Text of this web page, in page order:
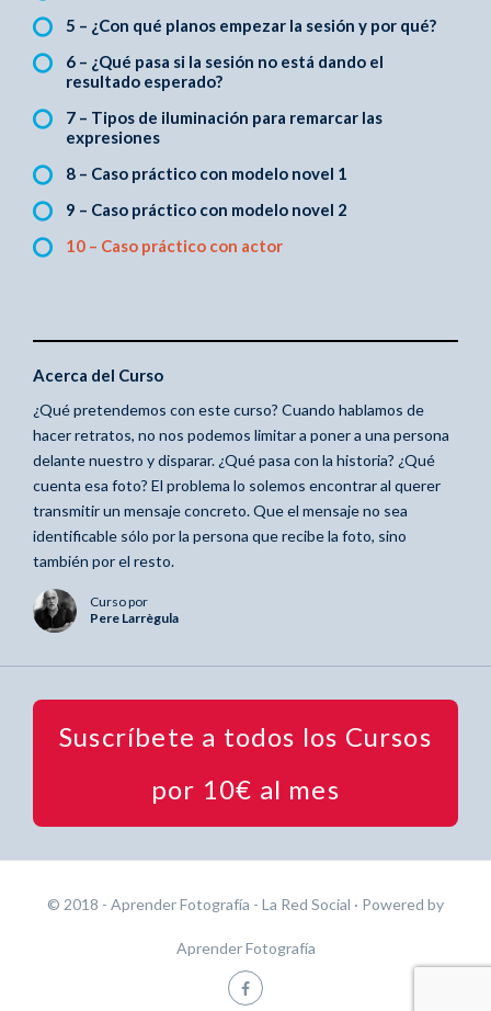
5 – ¿Con qué planos empezar la sesión y por qué?
6 – ¿Qué pasa si la sesión no está dando el
resultado esperado?
7 – Tipos de iluminación para remarcar las
expresiones
8 – Caso práctico con modelo novel 1
9 – Caso práctico con modelo novel 2
10 – Caso práctico con actor
Acerca del Curso
¿Qué pretendemos con este curso? Cuando hablamos de
hacer retratos, no nos podemos limitar a poner a una persona
delante nuestro y disparar. ¿Qué pasa con la historia? ¿Qué
cuenta esa foto? El problema lo solemos encontrar al querer
transmitir un mensaje concreto. Que el mensaje no sea
identificable sólo por la persona que recibe la foto, sino
también por el resto.
Curso por
Pere Larrègula
Suscríbete a todos los Cursos
por 10€ al mes
© 2018 - Aprender Fotografía - La Red Social · Powered by
Aprender Fotografía